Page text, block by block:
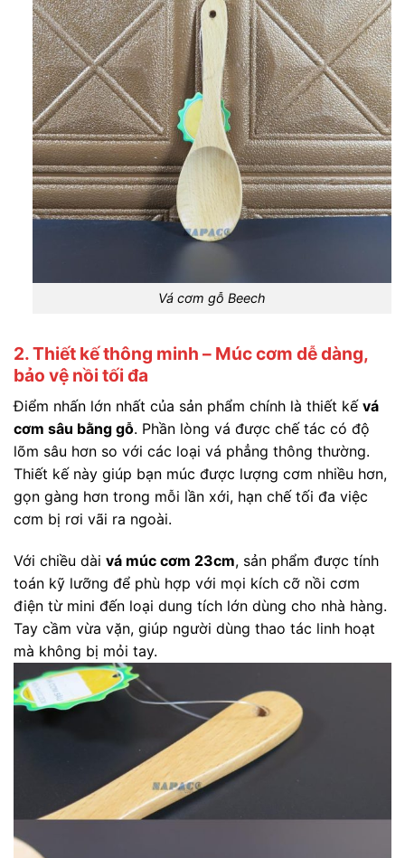
Vá cơm gỗ Beech
2. Thiết kế thông minh – Múc cơm dễ dàng,
bảo vệ nồi tối đa
Điểm nhấn lớn nhất của sản phẩm chính là thiết kế vá
cơm sâu bằng gỗ. Phần lòng vá được chế tác có độ
lõm sâu hơn so với các loại vá phẳng thông thường.
Thiết kế này giúp bạn múc được lượng cơm nhiều hơn,
gọn gàng hơn trong mỗi lần xới, hạn chế tối đa việc
cơm bị rơi vãi ra ngoài.
Với chiều dài vá múc cơm 23cm, sản phẩm được tính
toán kỹ lưỡng để phù hợp với mọi kích cỡ nồi cơm
điện từ mini đến loại dung tích lớn dùng cho nhà hàng.
Tay cầm vừa vặn, giúp người dùng thao tác linh hoạt
mà không bị mỏi tay.